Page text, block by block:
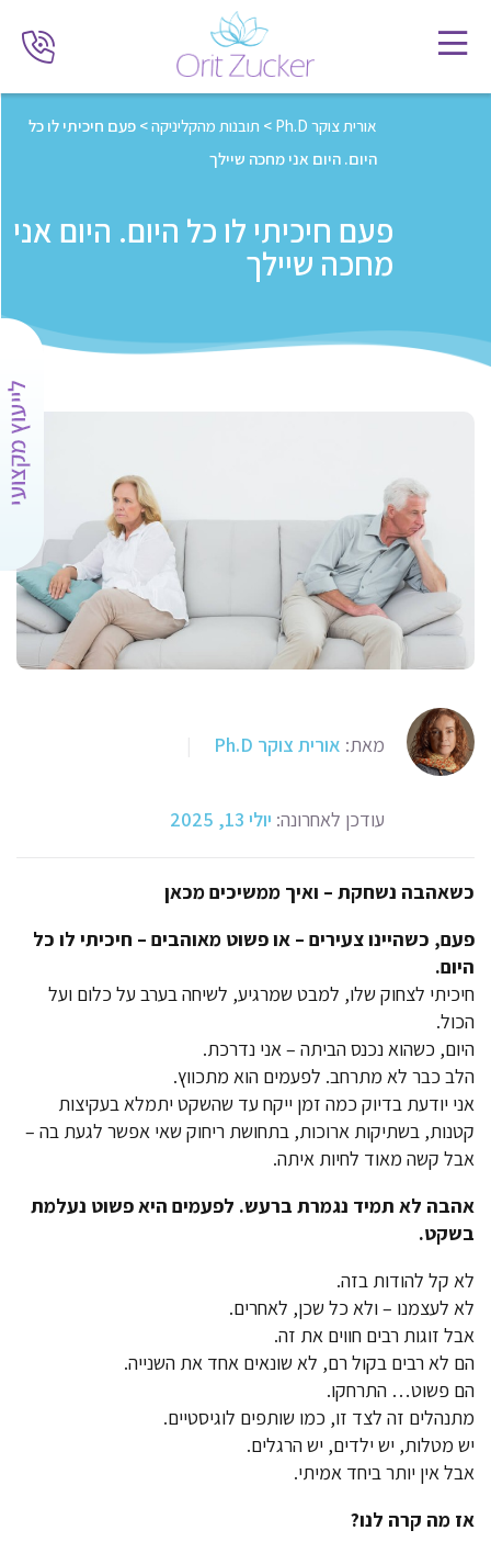
אורית צוקר Ph.D > תובנות מהקליניקה>פעם חיכיתי לו כל
היום. היום אני מחכה שיילך
פעם חיכיתי לו כל היום. היום אני
מחכה שיילך
מאת: אורית צוקר Ph.D
עודכן לאחרונה: יולי 13, 2025
כשאהבה נשחקת – ואיך ממשיכים מכאן
פעם, כשהיינו צעירים – או פשוט מאוהבים – חיכיתי לו כל
היום.
חיכיתי לצחוק שלו, למבט שמרגיע, לשיחה בערב על כלום ועל
הכול.
היום, כשהוא נכנס הביתה – אני נדרכת.
הלב כבר לא מתרחב. לפעמים הוא מתכווץ.
אני יודעת בדיוק כמה זמן ייקח עד שהשקט יתמלא בעקיצות
קטנות, בשתיקות ארוכות, בתחושת ריחוק שאי אפשר לגעת בה –
אבל קשה מאוד לחיות איתה.
אהבה לא תמיד נגמרת ברעש. לפעמים היא פשוט נעלמת
בשקט.
לא קל להודות בזה.
לא לעצמנו – ולא כל שכן, לאחרים.
אבל זוגות רבים חווים את זה.
הם לא רבים בקול רם, לא שונאים אחד את השנייה.
הם פשוט… התרחקו.
מתנהלים זה לצד זו, כמו שותפים לוגיסטיים.
יש מטלות, יש ילדים, יש הרגלים.
אבל אין יותר ביחד אמיתי.
אז מה קרה לנו?